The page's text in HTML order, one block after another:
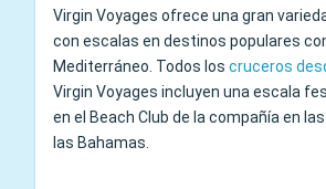
Virgin Voyages ofrece una gran
con escalas en destinos populares
Mediterráneo. Todos los cruceros
Virgin Voyages incluyen una escala
en el Beach Club de la compañía en
las Bahamas.